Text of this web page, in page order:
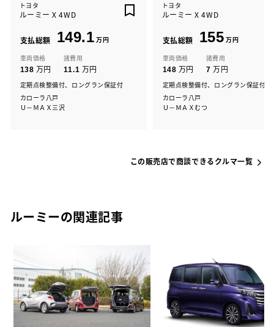
トヨタ
ルーミー X 4WD
支払総額 149.1 万円
車両価格
138 万円
諸費用
11.1 万円
定期点検整備付、ロングラン保証付
カローラ八戸
Ｕ－ＭＡＸ三沢
トヨタ
ルーミー X 4WD
支払総額 155 万円
車両価格
148 万円
諸費用
7 万円
定期点検整備付、ロングラン保証付
カローラ八戸
Ｕ－ＭＡＸむつ
この販売店で商談できるクルマ一覧
ルーミーの関連記事